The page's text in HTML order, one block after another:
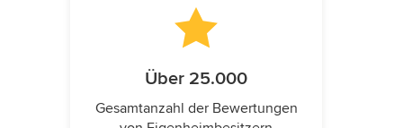
Über 25.000
Gesamtanzahl der Bewertungen